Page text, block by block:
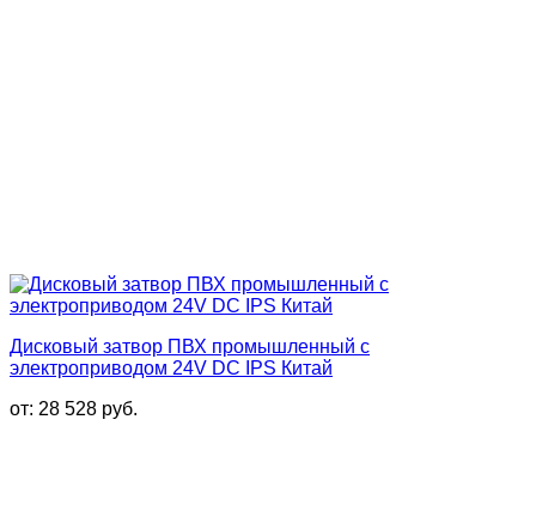
Дисковый затвор ПВХ промышленный с
электроприводом 24V DC IPS Китай
от: 28 528 руб.